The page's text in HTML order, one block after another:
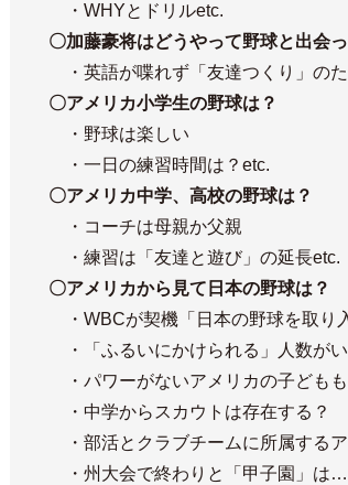
・WHYとドリルetc.
〇加藤豪将はどうやって野球と出会
・英語が喋れず「友達つくり」の
〇アメリカ小学生の野球は？
・野球は楽しい
・一日の練習時間は？etc.
〇アメリカ中学、高校の野球は？
・コーチは母親か父親
・練習は「友達と遊び」の延長etc.
〇アメリカから見て日本の野球は？
・WBCが契機「日本の野球を取り
・「ふるいにかけられる」人数が
・パワーがないアメリカの子ども
・中学からスカウトは存在する？
・部活とクラブチームに所属する
・州大会で終わりと「甲子園」は